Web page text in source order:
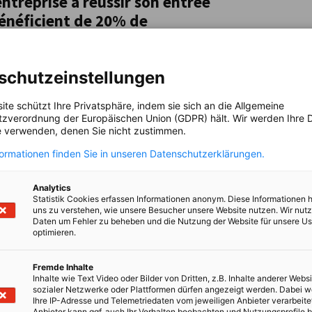
de la situation juridique dans l'autre
entre l'Allemagne et le Maroc. L'AHK
découlant d'accords de
et vous fournit des informations initiales
de 20% de
schützt Ihre Privatsphäre, indem sie sich an die Allgemeine
der Europäischen Union (GDPR) hält. Wir werden Ihre
denen Sie nicht zustimmen.
finden Sie in unseren Datenschutzerklärungen.
Analytics
Statistik Cookies erfassen Informationen anonym. Diese Informationen
uns zu verstehen, wie unsere Besucher unsere Website nutzen. Wir
Daten um Fehler zu beheben und die Nutzung der Website für unsere
optimieren.
Fremde Inhalte
Inhalte wie Text Video oder Bilder von Dritten, z.B. Inhalte anderer
sozialer Netzwerke oder Plattformen dürfen angezeigt werden. Dabei
Ihre IP-Adresse und Telemetriedaten vom jeweiligen Anbieter